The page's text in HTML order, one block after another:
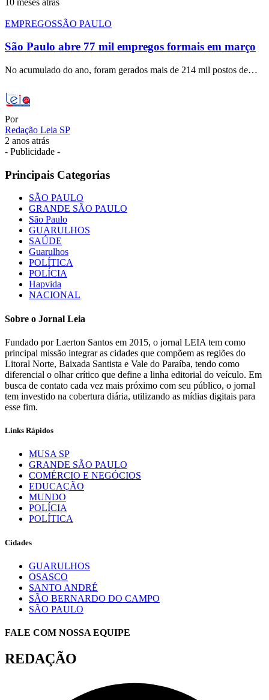
EMPREGOSSÃO PAULO
São Paulo abre 77 mil empregos formais em março
No acumulado do ano, foram gerados mais de 214 mil postos de…
Por
Redação Leia SP
2 anos atrás
- Publicidade -
Principais Categorias
SÃO PAULO
GRANDE SÃO PAULO
São Paulo
GUARULHOS
SAÚDE
Guarulhos
POLÍTICA
POLÍCIA
Hapvida
NACIONAL
Sobre o Jornal Leia
Fundado por Laerton Santos em 2015, o jornal LEIA tem como
principal missão integrar as cidades que compõem as regiões do
Litoral Norte, Baixada Santista e Vale do Paraíba, tendo como
diferencial o olhar crítico que define a linha editorial do veículo. Em
busca de contato cada vez mais próximo com seu público, o jornal
tem investido na cobertura diária, utilizando as mídias digitais para
esse fim.
Links Rápidos
MUSA SP
GRANDE SÃO PAULO
COMÉRCIO E NEGÓCIOS
EDUCAÇÃO
MUNDO
POLÍCIA
POLÍTICA
Cidades
GUARULHOS
OSASCO
SANTO ANDRÉ
SÃO BERNARDO DO CAMPO
SÃO PAULO
FALE COM NOSSA EQUIPE
REDAÇÃO